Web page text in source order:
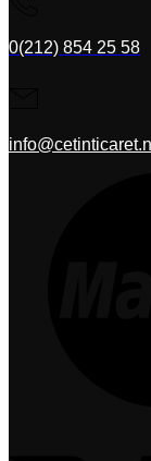
0(212) 854 25 58